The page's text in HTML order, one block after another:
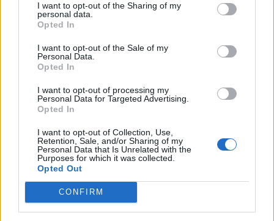
I want to opt-out of the Sharing of my
personal data.
Opted In
I want to opt-out of the Sale of my
Personal Data.
Opted In
I want to opt-out of processing my
Personal Data for Targeted Advertising.
Opted In
I want to opt-out of Collection, Use,
Retention, Sale, and/or Sharing of my
Personal Data that Is Unrelated with the
Purposes for which it was collected.
Opted Out
CONFIRM